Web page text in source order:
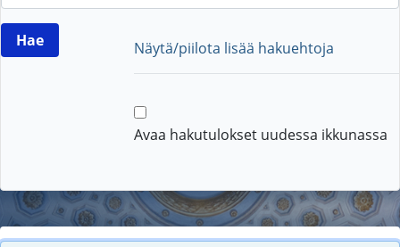
Näytä/piilota lisää hakuehtoja
Avaa hakutulokset uudessa ikkunassa